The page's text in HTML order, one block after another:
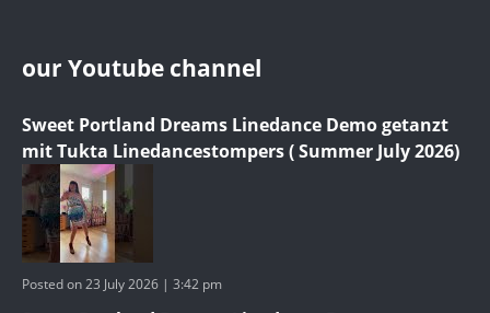
our Youtube channel
Sweet Portland Dreams Linedance Demo getanzt
mit Tukta Linedancestompers ( Summer July 2026)
Posted on 23 July 2026 | 3:42 pm